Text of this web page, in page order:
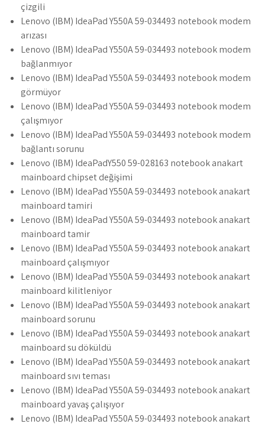
çizgili
Lenovo (IBM) IdeaPad Y550A 59-034493 notebook modem
arızası
Lenovo (IBM) IdeaPad Y550A 59-034493 notebook modem
bağlanmıyor
Lenovo (IBM) IdeaPad Y550A 59-034493 notebook modem
görmüyor
Lenovo (IBM) IdeaPad Y550A 59-034493 notebook modem
çalışmıyor
Lenovo (IBM) IdeaPad Y550A 59-034493 notebook modem
bağlantı sorunu
Lenovo (IBM) IdeaPadY550 59-028163 notebook anakart
mainboard chipset değişimi
Lenovo (IBM) IdeaPad Y550A 59-034493 notebook anakart
mainboard tamiri
Lenovo (IBM) IdeaPad Y550A 59-034493 notebook anakart
mainboard tamir
Lenovo (IBM) IdeaPad Y550A 59-034493 notebook anakart
mainboard çalışmıyor
Lenovo (IBM) IdeaPad Y550A 59-034493 notebook anakart
mainboard kilitleniyor
Lenovo (IBM) IdeaPad Y550A 59-034493 notebook anakart
mainboard sorunu
Lenovo (IBM) IdeaPad Y550A 59-034493 notebook anakart
mainboard su döküldü
Lenovo (IBM) IdeaPad Y550A 59-034493 notebook anakart
mainboard sıvı teması
Lenovo (IBM) IdeaPad Y550A 59-034493 notebook anakart
mainboard yavaş çalışıyor
Lenovo (IBM) IdeaPad Y550A 59-034493 notebook anakart